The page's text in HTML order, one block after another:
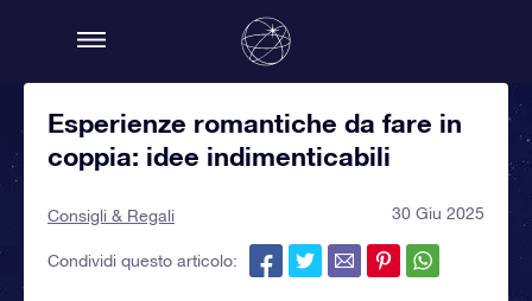
Esperienze romantiche da fare in
coppia: idee indimenticabili
Consigli & Regali 30 Giu 2025
Condividi questo articolo: